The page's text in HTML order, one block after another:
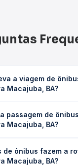
a viagem de
Macajuba, BA?
em média 0 horas,
o tipo de serviço
cada opção na data
passagem de
Macajuba, BA?
custa em média não
da viagem, a
de ônibus fazem a
Macajuba, BA?